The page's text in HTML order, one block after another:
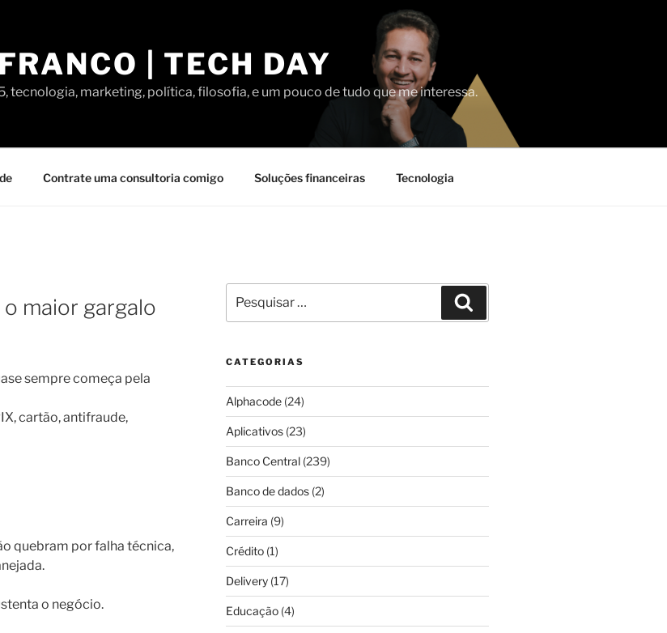
| TECH DAY
tecnologia, marketing, política, filosofia, e um pouco de tudo que me interessa.
Contrate uma consultoria comigo Soluções financeiras Tecnologia
maior gargalo
sempre começa pela
cartão, antifraude,
quebram por falha técnica,
o negócio.
por:
CATEGORIAS
Alphacode(24)
Aplicativos(23)
Banco Central(239)
Banco de dados(2)
Carreira (9)
Crédito(1)
Delivery(17)
Educação(4)